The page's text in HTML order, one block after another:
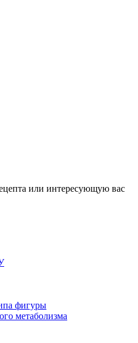
или интересующую вас
фигуры
метаболизма